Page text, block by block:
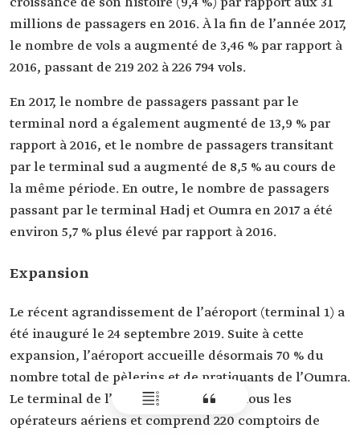
millions de passagers en 2016. À la fin de l’année 2017,
le nombre de vols a augmenté de 3,46 % par rapport à
2016, passant de 219 202 à 226 794 vols.
En 2017, le nombre de passagers passant par le
terminal nord a également augmenté de 13,9 % par
rapport à 2016, et le nombre de passagers transitant
par le terminal sud a augmenté de 8,5 % au cours de
la même période. En outre, le nombre de passagers
passant par le terminal Hadj et Oumra en 2017 a été
environ 5,7 % plus élevé par rapport à 2016.
Expansion
Le récent agrandissement de l’aéroport (terminal 1) a
été inauguré le 24 septembre 2019. Suite à cette
expansion, l’aéroport accueille désormais 70 % du
nombre total de pèlerins et de pratiquants de l’Oumra.
Le terminal de l’aéroport est ouvert à tous les
opérateurs aériens et comprend 220 comptoirs de